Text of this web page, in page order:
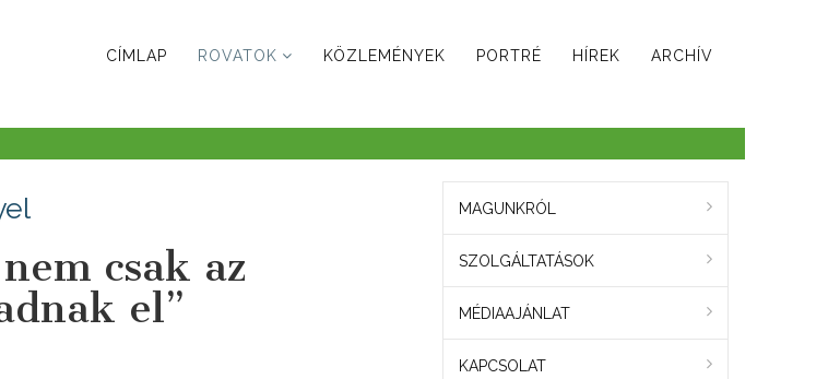
CÍMLAP ROVATOK KÖZLEMÉNYEK PORTRÉ HÍREK ARCHÍV
csak az
el”
MAGUNKRÓL
SZOLGÁLTATÁSOK
MÉDIAAJÁNLAT
KAPCSOLAT